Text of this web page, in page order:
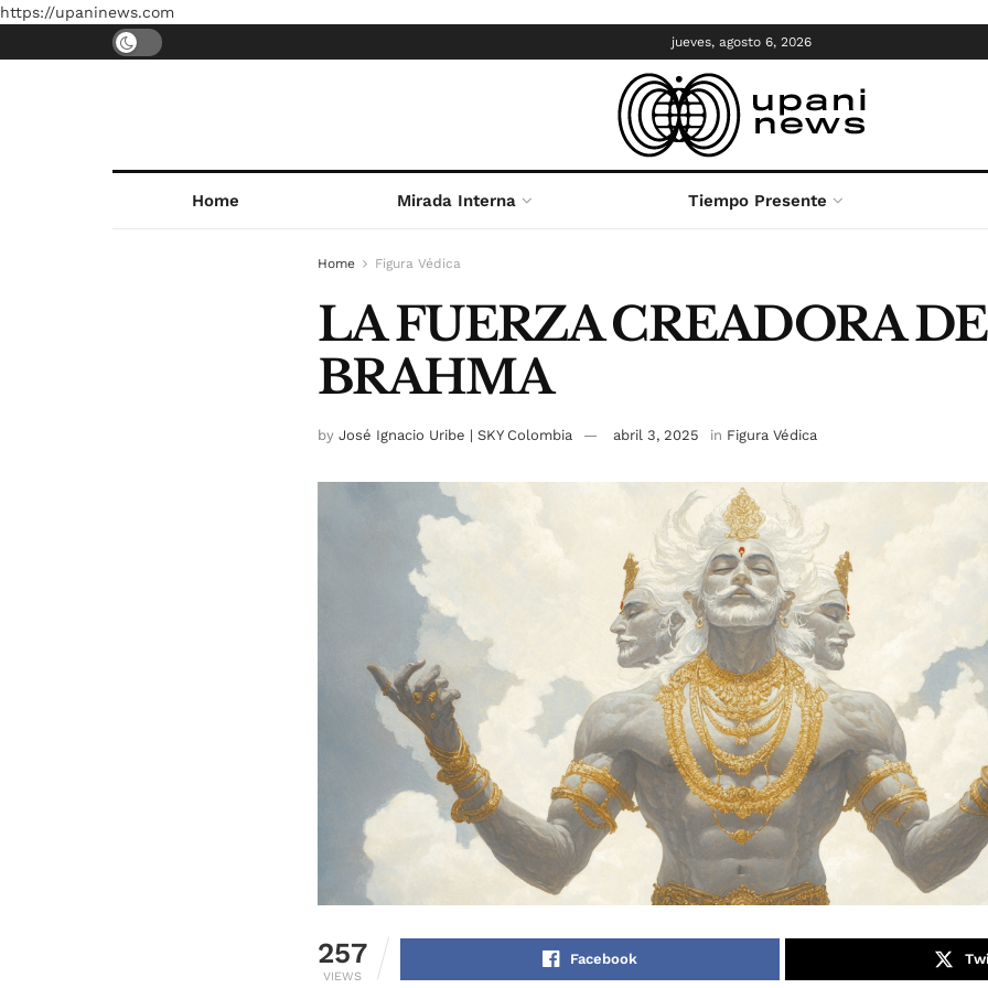
https://upaninews.com
jueves, agosto 6, 2026
Home Mirada Interna Tiempo Presente
Home Figura Védica
LA FUERZA CREADORA DE
BRAHMA
by José Ignacio Uribe | SKY Colombia abril 3, 2025 in Figura Védica
257
VIEWS
Facebook